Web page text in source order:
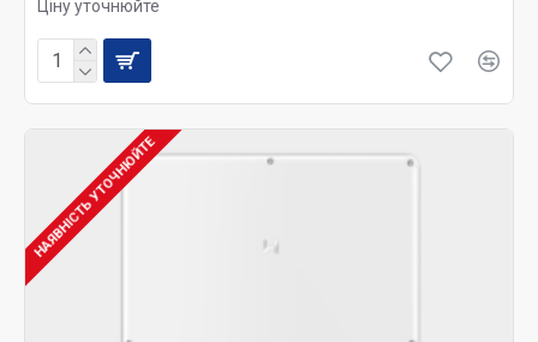
Ціну уточнюйте
НАЯВНІСТЬ УТОЧНЮЙТЕ